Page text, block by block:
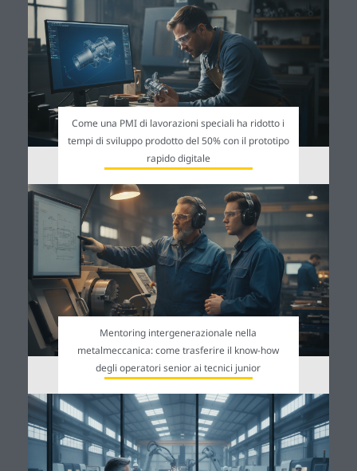
Come una PMI di lavorazioni speciali ha ridotto i
tempi di sviluppo prodotto del 50% con il prototipo
rapido digitale
Mentoring intergenerazionale nella
metalmeccanica: come trasferire il know-how
degli operatori senior ai tecnici junior